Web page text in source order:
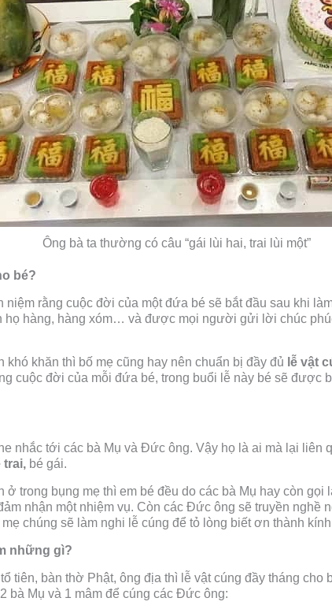
Ông bà ta thường có câu “gái lùi hai, trai lùi một”
bé?
rằng cuộc đời của một đứa bé sẽ bắt đầu sau khi
họ hàng, hàng xóm… và được mọi người gửi lời chúc
khăn thì bố mẹ cũng hay nên chuẩn bị đầy đủ lễ vật
cuộc đời của mỗi đứa bé, trong buổi lễ này bé sẽ được
nhắc tới các bà Mụ và Đức ông. Vậy họ là ai mà lại liên
trai, bé gái.
trong bụng mẹ thì em bé đều do các bà Mụ hay còn gọi
nhận một nhiệm vụ. Còn các Đức ông sẽ truyền nghề
chúng sẽ làm nghi lễ cúng để tỏ lòng biết ơn thành
những gì?
tiên, bàn thờ Phật, ông địa thì lễ vật cúng đầy tháng cho
bà Mụ và 1 mâm để cúng các Đức ông: